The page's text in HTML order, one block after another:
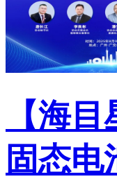
【海
固态电